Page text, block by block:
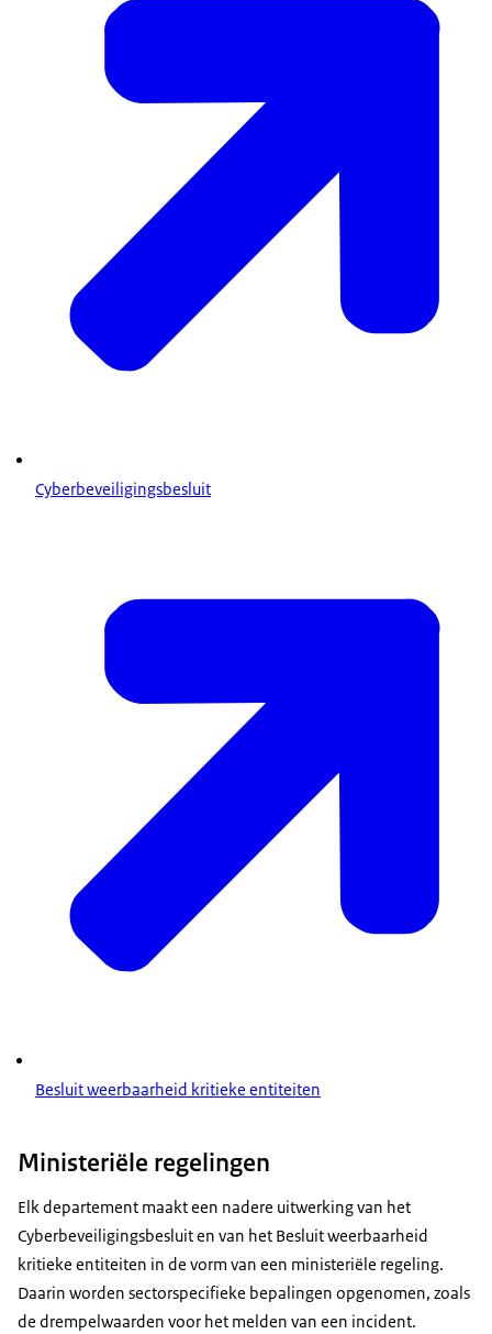
Cyberbeveiligingsbesluit
Besluit weerbaarheid kritieke entiteiten
Ministeriële regelingen
Elk departement maakt een nadere uitwerking van het
Cyberbeveiligingsbesluit en van het Besluit weerbaarheid
kritieke entiteiten in de vorm van een ministeriële regeling.
Daarin worden sectorspecifieke bepalingen opgenomen, zoals
de drempelwaarden voor het melden van een incident.